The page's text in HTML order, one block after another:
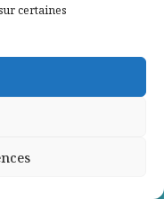
certaines
du